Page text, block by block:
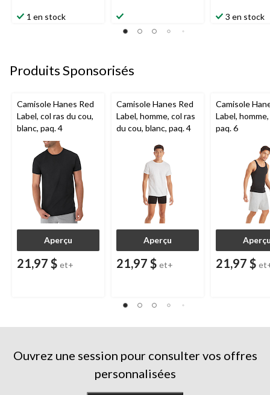
1 en stock 3 en stock
Produits Sponsorisés
Camisole Hanes Red
Label, col ras du cou,
blanc, paq. 4
Aperçu
21,97 $ et+
Camisole Hanes Red
Label, homme, col ras
du cou, blanc, paq. 4
Aperçu
21,97 $ et+
Camisole
Label,
paq. 6
21,97 $
Ouvrez une session pour consulter vos offres
personnalisées